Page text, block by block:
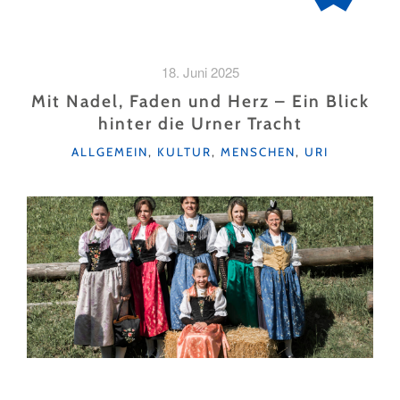
18. Juni 2025
Mit Nadel, Faden und Herz – Ein Blick
hinter die Urner Tracht
KATEGORIEN
ALLGEMEIN, KULTUR, MENSCHEN, URI